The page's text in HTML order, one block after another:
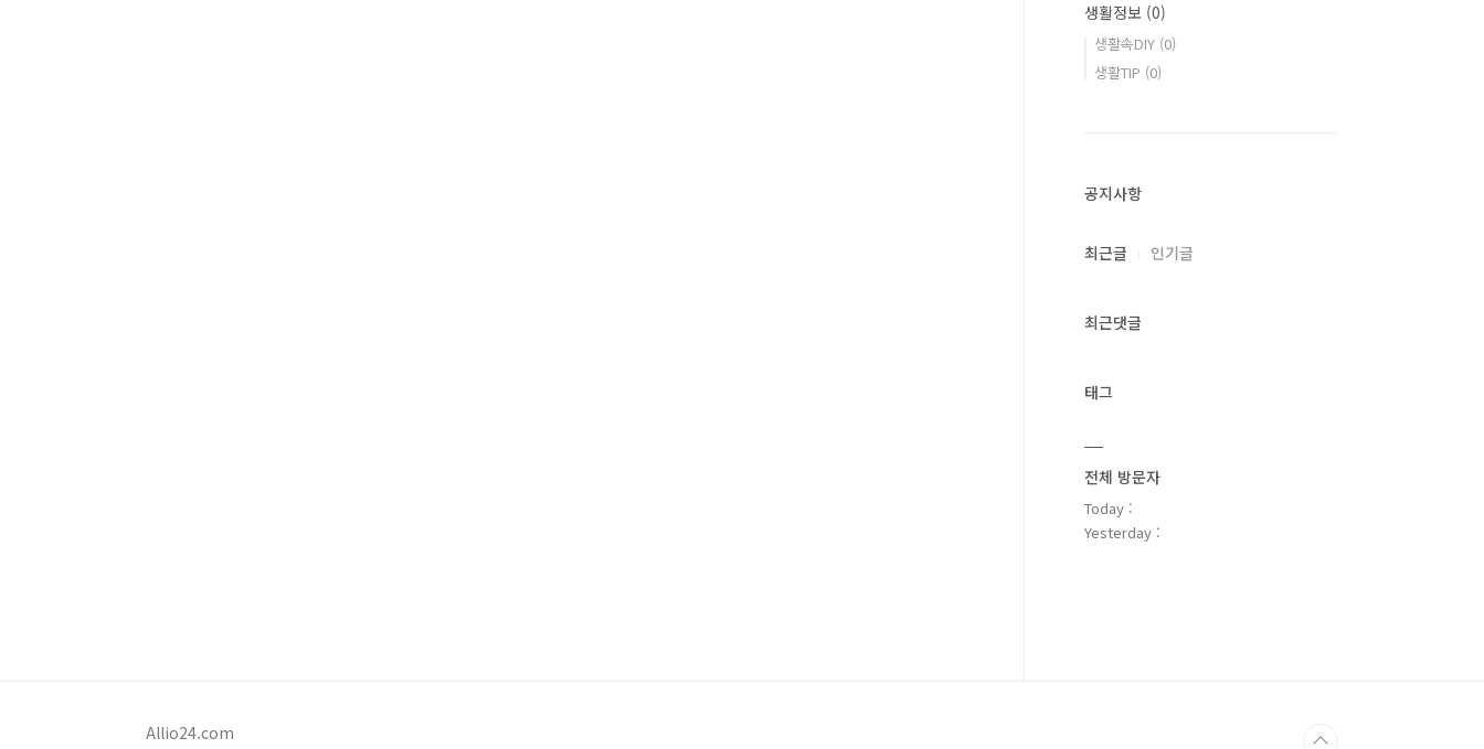
생활정보 (0)
생활속DIY (0)
생활TIP (0)
공지사항
최근글 인기글
최근댓글
태그
전체 방문자
Today :
Yesterday :
Allio24.com